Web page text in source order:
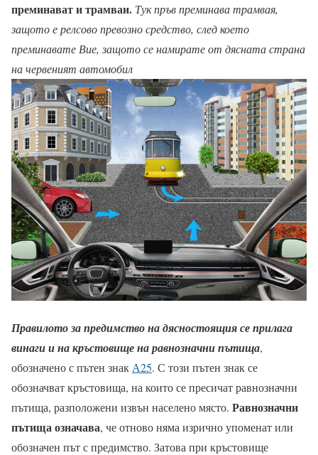
преминават и трамваи. Тук пръв преминава трамвая,
защото е релсово превозно средство, след което
преминавате Вие, защото се намирате от дясната страна
на червеният автомобил
Правилото за предимство на дясностоящия се прилага
винаги и на кръстовище на равнозначни пътища,
обозначено с пътен знак А25. С този пътен знак се
обозначват кръстовища, на които се пресичат равнозначни
пътища, разположени извън населено място. Равнозначни
пътища означава, че отново няма изрично упоменат или
обозначен път с предимство. Затова при кръстовище